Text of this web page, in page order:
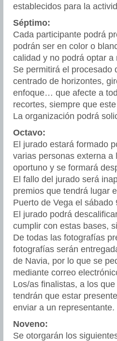
establecidos para la
Séptimo:
Cada participante podrá
podrán ser en color o
calidad y no podrá optar a
Se permitirá el procesado
centrado de horizontes,
enfoque… que afecte a
recortes, siempre que
La organización podrá
Octavo:
El jurado estará formado
varias personas externa
oportuno y se formará
El fallo del jurado será
premios que tendrá lugar
Puerto de Vega el
El jurado podrá
cumplir con estas bases,
De todas las fotografías
fotografías serán
de Navia, por lo que se
mediante correo
Los/as finalistas, a los
tendrán que estar
enviar a un representante.
Noveno:
Se otorgarán los